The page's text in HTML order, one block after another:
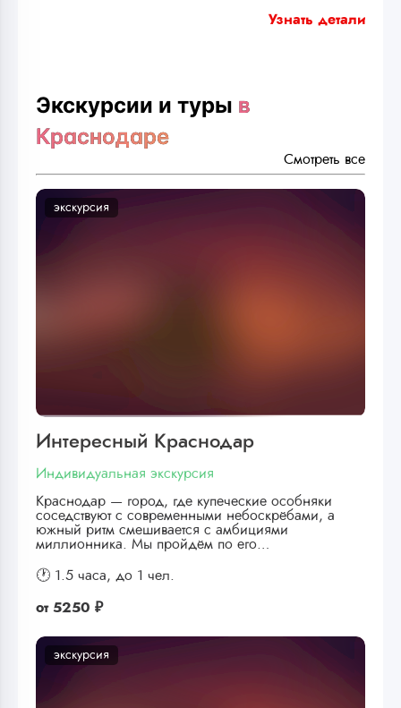
Узнать детали
Экскурсии и туры в
Краснодаре
Смотреть все
экскурсия
Интересный Краснодар
Индивидуальная экскурсия
Краснодар — город, где купеческие особняки
соседствуют с современными небоскрёбами, а
южный ритм смешивается с амбициями
миллионника. Мы пройдём по его…
🕐 1.5 часа, до 1 чел.
от 5250 ₽
экскурсия